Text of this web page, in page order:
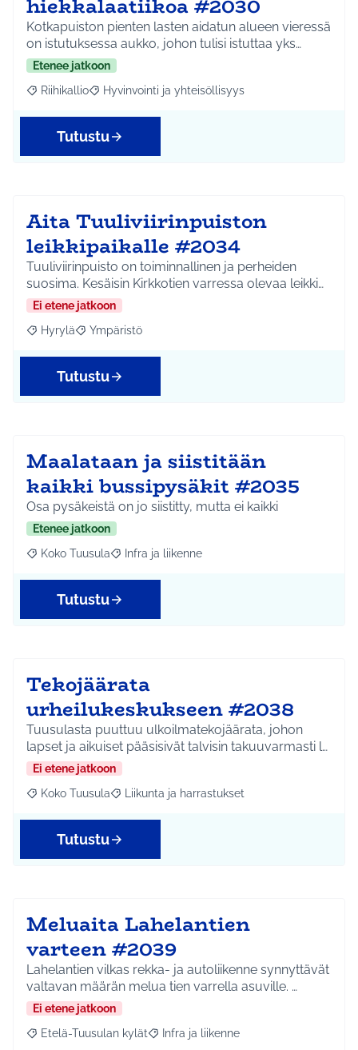
hiekkalaatiikoa #2030
Kotkapuiston pienten lasten aidatun alueen vieressä
on istutuksessa aukko, johon tulisi istuttaa yks…
Etenee jatkoon
Rajaa tulokset aihepiirin mukaan: Riihikallio
Riihikallio Rajaa tulokset teeman mukaan: Hyvinvointi ja
Hyvinvointi ja yhteisöllisyys
Tutustu
Aita Tuuliviirinpuiston
leikkipaikalle #2034
Tuuliviirinpuisto on toiminnallinen ja perheiden
suosima. Kesäisin Kirkkotien varressa olevaa leikki…
Ei etene jatkoon
Rajaa tulokset aihepiirin mukaan: Hyrylä
Hyrylä Rajaa tulokset teeman mukaan: Ympäristö
Ympäristö
Tutustu
Maalataan ja siistitään
kaikki bussipysäkit #2035
Osa pysäkeistä on jo siistitty, mutta ei kaikki
Etenee jatkoon
Rajaa tulokset aihepiirin mukaan: Koko Tuusula
Koko Tuusula Rajaa tulokset teeman mukaan: Infra ja liikenne
Infra ja liikenne
Tutustu
Tekojäärata
urheilukeskukseen #2038
Tuusulasta puuttuu ulkoilmatekojäärata, johon
lapset ja aikuiset pääsisivät talvisin takuuvarmasti l…
Ei etene jatkoon
Rajaa tulokset aihepiirin mukaan: Koko Tuusula
Koko Tuusula Rajaa tulokset teeman mukaan: Liikunta ja
Liikunta ja harrastukset
Tutustu
Meluaita Lahelantien
varteen #2039
Lahelantien vilkas rekka- ja autoliikenne synnyttävät
valtavan määrän melua tien varrella asuville. …
Ei etene jatkoon
Rajaa tulokset aihepiirin mukaan: Etelä-Tuusulan kylät
Etelä-Tuusulan kylät Rajaa tulokset teeman mukaan: Infra ja
Infra ja liikenne